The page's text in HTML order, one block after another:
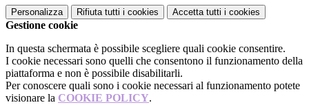
Personalizza Rifiuta tutti i cookies Accetta tutti i cookies
Gestione cookie
In questa schermata è possibile scegliere quali cookie consentire.
I cookie necessari sono quelli che consentono il funzionamento della
piattaforma e non è possibile disabilitarli.
Per conoscere quali sono i cookie necessari al funzionamento potete
visionare la COOKIE POLICY.